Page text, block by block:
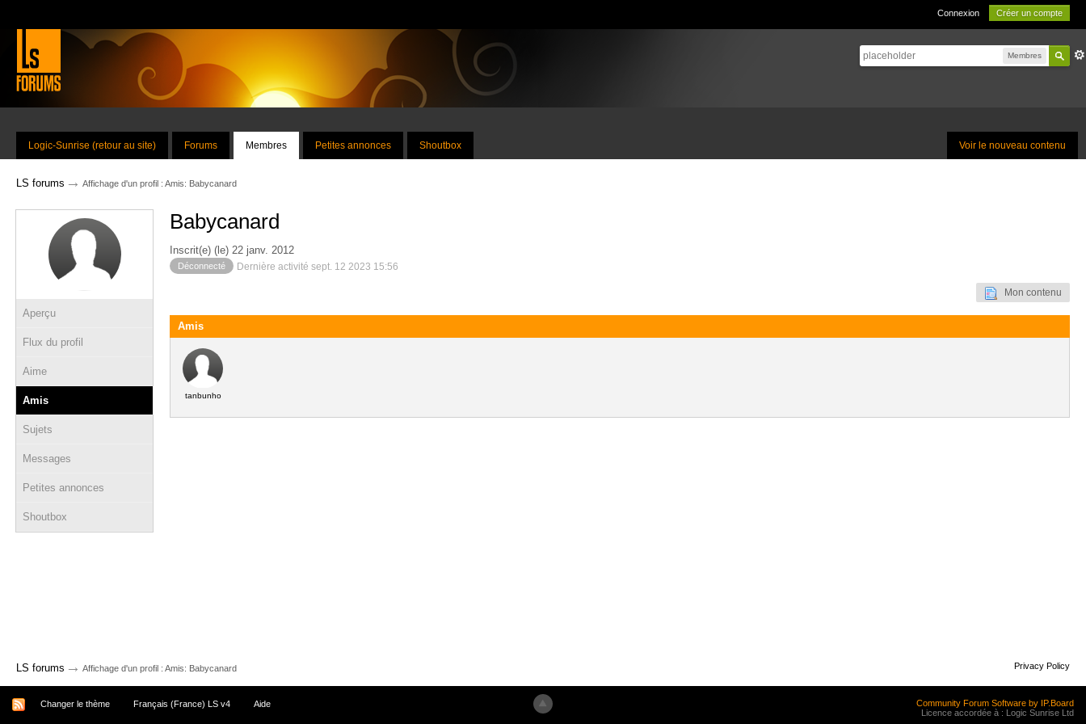
Connexion Créer un compte
Membres
Voir le nouveau contenu
Logic-Sunrise (retour au site) Forums Membres Petites annonces Shoutbox
LS forums → Affichage d'un profil : Amis: Babycanard
Aperçu
Flux du profil
Aime
Amis
Sujets
Messages
Petites annonces
Shoutbox
Babycanard
Inscrit(e) (le) 22 janv. 2012
Déconnecté Dernière activité sept. 12 2023 15:56
Mon contenu
Amis
tanbunho
LS forums → Affichage d'un profil : Amis: Babycanard Privacy Policy
Changer le thème Français (France) LS v4 Aide
Community Forum Software by IP.Board
Licence accordée à : Logic Sunrise Ltd